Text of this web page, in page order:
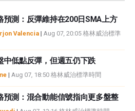
預測：反彈維持在200日SMA上方
Valencia | Aug 07, 20:05 格林威治標準
中低點反彈，但週五仍下跌
| Aug 07, 18:50 格林威治標準時間
預測：混合動能信號指向更多盤整